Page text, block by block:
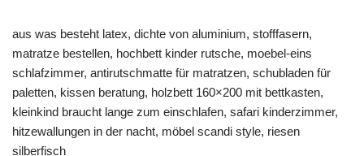
aus was besteht latex, dichte von aluminium, stofffasern,
matratze bestellen, hochbett kinder rutsche, moebel-eins
schlafzimmer, antirutschmatte für matratzen, schubladen für
paletten, kissen beratung, holzbett 160×200 mit bettkasten,
kleinkind braucht lange zum einschlafen, safari kinderzimmer,
hitzewallungen in der nacht, möbel scandi style, riesen
silberfisch